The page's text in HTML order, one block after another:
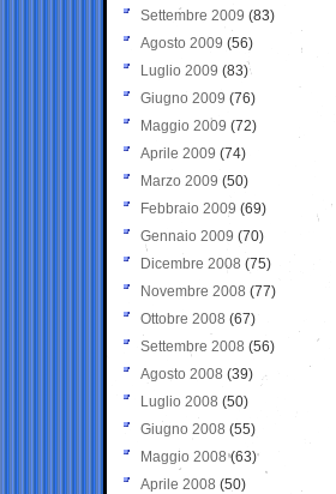
Settembre 2009 (83)
Agosto 2009 (56)
Luglio 2009 (83)
Giugno 2009 (76)
Maggio 2009 (72)
Aprile 2009 (74)
Marzo 2009 (50)
Febbraio 2009 (69)
Gennaio 2009 (70)
Dicembre 2008 (75)
Novembre 2008 (77)
Ottobre 2008 (67)
Settembre 2008 (56)
Agosto 2008 (39)
Luglio 2008 (50)
Giugno 2008 (55)
Maggio 2008(63)
Aprile 2008 (50)